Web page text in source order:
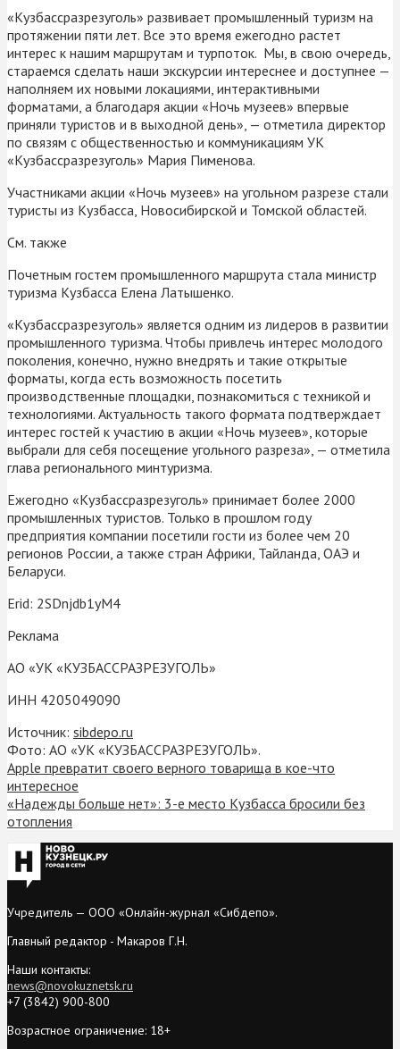
«Кузбассразрезуголь» развивает промышленный туризм на
протяжении пяти лет. Все это время ежегодно растет
интерес к нашим маршрутам и турпоток. Мы, в свою очередь,
стараемся сделать наши экскурсии интереснее и доступнее —
наполняем их новыми локациями, интерактивными
форматами, а благодаря акции «Ночь музеев» впервые
приняли туристов и в выходной день», — отметила директор
по связям с общественностью и коммуникациям УК
«Кузбассразрезуголь» Мария Пименова.
Участниками акции «Ночь музеев» на угольном разрезе стали
туристы из Кузбасса, Новосибирской и Томской областей.
См. также
Почетным гостем промышленного маршрута стала министр
туризма Кузбасса Елена Латышенко.
«Кузбассразрезуголь» является одним из лидеров в развитии
промышленного туризма. Чтобы привлечь интерес молодого
поколения, конечно, нужно внедрять и такие открытые
форматы, когда есть возможность посетить
производственные площадки, познакомиться с техникой и
технологиями. Актуальность такого формата подтверждает
интерес гостей к участию в акции «Ночь музеев», которые
выбрали для себя посещение угольного разреза», — отметила
глава регионального минтуризма.
Ежегодно «Кузбассразрезуголь» принимает более 2000
промышленных туристов. Только в прошлом году
предприятия компании посетили гости из более чем 20
регионов России, а также стран Африки, Тайланда, ОАЭ и
Беларуси.
Erid: 2SDnjdb1yM4
Реклама
АО «УК «КУЗБАССРАЗРЕЗУГОЛЬ»
ИНН 4205049090
Источник: sibdepo.ru
Фото: АО «УК «КУЗБАССРАЗРЕЗУГОЛЬ».
Apple превратит своего верного товарища в кое-что
интересное
«Надежды больше нет»: 3-е место Кузбасса бросили без
отопления
Учредитель — ООО «Онлайн-журнал «Сибдепо».
Главный редактор - Макаров Г.Н.
Наши контакты:
news@novokuznetsk.ru
+7 (3842) 900-800
Возрастное ограничение: 18+